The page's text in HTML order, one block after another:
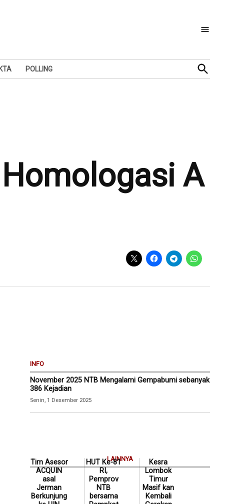
POLLING
Open
Search
A
INFO
November 2025 NTB Mengalami Gempabumi sebanyak
386 Kejadian
Senin, 1 Desember 2025
LAINNYA
Tim Asesor
ACQUIN
asal
Jerman
Berkunjung
HUT Ke-81
RI,
Pemprov
NTB
bersama
Kesra
Lombok
Timur
Masif kan
Kembali